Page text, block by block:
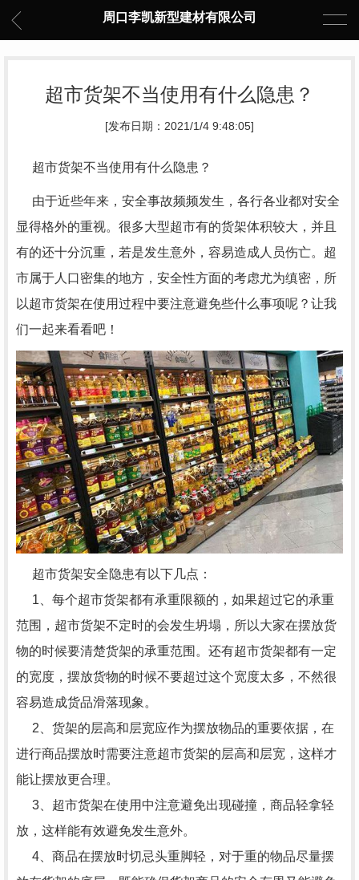
周口李凯新型建材有限公司
超市货架不当使用有什么隐患？
[发布日期：2021/1/4 9:48:05]
超市货架不当使用有什么隐患？
由于近些年来，安全事故频频发生，各行各业都对安全
显得格外的重视。很多大型超市有的货架体积较大，并且
有的还十分沉重，若是发生意外，容易造成人员伤亡。超
市属于人口密集的地方，安全性方面的考虑尤为缜密，所
以超市货架在使用过程中要注意避免些什么事项呢？让我
们一起来看看吧！
超市货架安全隐患有以下几点：
1、每个超市货架都有承重限额的，如果超过它的承重
范围，超市货架不定时的会发生坍塌，所以大家在摆放货
物的时候要清楚货架的承重范围。还有超市货架都有一定
的宽度，摆放货物的时候不要超过这个宽度太多，不然很
容易造成货品滑落现象。
2、货架的层高和层宽应作为摆放物品的重要依据，在
进行商品摆放时需要注意超市货架的层高和层宽，这样才
能让摆放更合理。
3、超市货架在使用中注意避免出现碰撞，商品轻拿轻
放，这样能有效避免发生意外。
4、商品在摆放时切忌头重脚轻，对于重的物品尽量摆